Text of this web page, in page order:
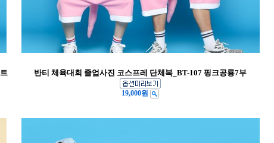
반티 체육대회 졸업사진 코스프레 단체복_BT-107 핑크공룡7부
19,000원